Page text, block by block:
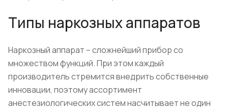
Типы наркозных аппаратов
Наркозный аппарат – сложнейший прибор со
множеством функций. При этом каждый
производитель стремится внедрить собственные
инновации, поэтому ассортимент
анестезиологических систем насчитывает не один